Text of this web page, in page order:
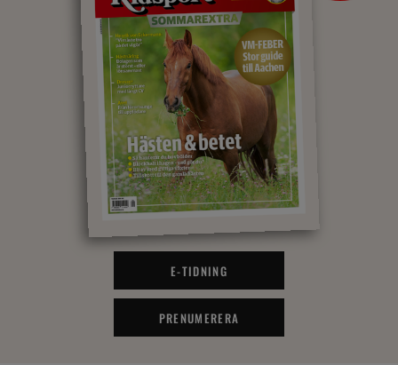
E-TIDNING
PRENUMERERA